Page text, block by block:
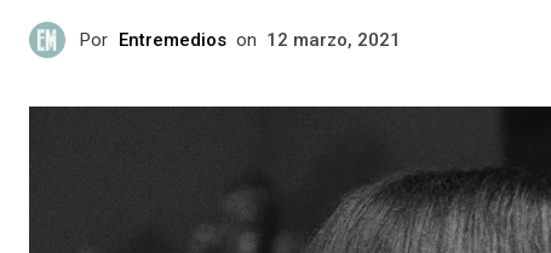
Por Entremedios on 12 marzo, 2021